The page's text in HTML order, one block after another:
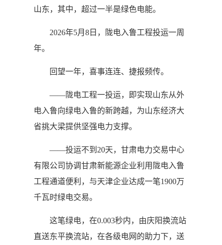
山东，其中，超过一半是绿色电能。
2026年5月8日，陇电入鲁工程投运一周
年。
回望一年，喜事连连、捷报频传。
——陇电工程一投运，即实现山东从外
电入鲁向绿电入鲁的新跨越，为山东经济大
省挑大梁提供坚强电力支撑。
——投运不到20天，甘肃电力交易中心
有限公司协调甘肃新能源企业利用陇电入鲁
工程通道便利，与天津企业达成一笔1900万
千瓦时绿电交易。
这笔绿电，在0.003秒内，由庆阳换流站
直送东平换流站，在各级电网的助力下，送